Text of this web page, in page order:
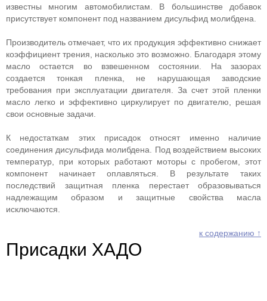
известны многим автомобилистам. В большинстве добавок
присутствует компонент под названием дисульфид молибдена.
Производитель отмечает, что их продукция эффективно снижает
коэффициент трения, насколько это возможно. Благодаря этому
масло остается во взвешенном состоянии. На зазорах
создается тонкая пленка, не нарушающая заводские
требования при эксплуатации двигателя. За счет этой пленки
масло легко и эффективно циркулирует по двигателю, решая
свои основные задачи.
К недостаткам этих присадок относят именно наличие
соединения дисульфида молибдена. Под воздействием высоких
температур, при которых работают моторы с пробегом, этот
компонент начинает оплавляться. В результате таких
последствий защитная пленка перестает образовываться
надлежащим образом и защитные свойства масла
исключаются.
к содержанию ↑
Присадки ХАДО